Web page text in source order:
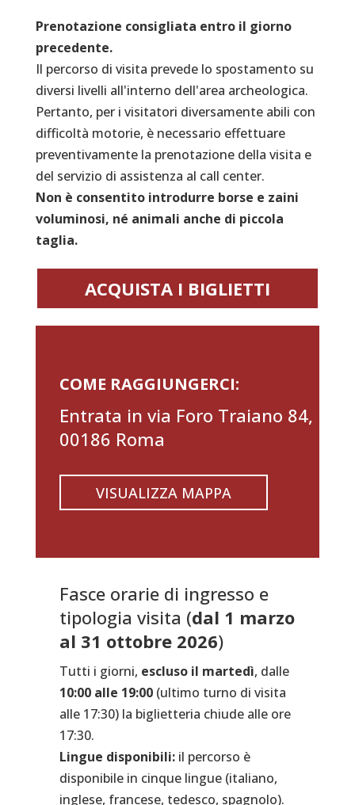
Prenotazione consigliata entro il giorno
precedente.
Il percorso di visita prevede lo spostamento su
diversi livelli all'interno dell'area archeologica.
Pertanto, per i visitatori diversamente abili con
difficoltà motorie, è necessario effettuare
preventivamente la prenotazione della visita e
del servizio di assistenza al call center.
Non è consentito introdurre borse e zaini
voluminosi, né animali anche di piccola
taglia.
ACQUISTA I BIGLIETTI
COME RAGGIUNGERCI:
Entrata in via Foro Traiano 84,
00186 Roma
VISUALIZZA MAPPA
Fasce orarie di ingresso e
tipologia visita (dal 1 marzo
al 31 ottobre 2026)
Tutti i giorni, escluso il martedì, dalle
10:00 alle 19:00(ultimo turno di visita
alle 17:30) la biglietteria chiude alle ore
17:30.
Lingue disponibili:il percorso è
disponibile in cinque lingue (italiano,
inglese, francese, tedesco, spagnolo).